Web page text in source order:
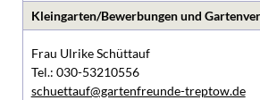
Kleingarten/Bewerbungen und
Frau Ulrike Schüttauf
Tel.: 030-53210556
schuettauf@gartenfreunde-treptow.de